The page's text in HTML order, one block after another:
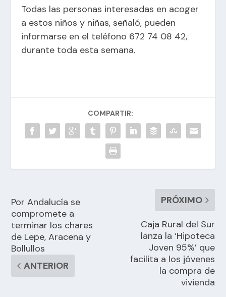
Todas las personas interesadas en acoger
a estos niños y niñas, señaló, pueden
informarse en el teléfono 672 74 08 42,
durante toda esta semana.
COMPARTIR:
Por Andalucía se
compromete a
terminar los chares
de Lepe, Aracena y
Bollullos
ANTERIOR
PRÓXIMO
Caja Rural del Sur
lanza la ‘Hipoteca
Joven 95%’ que
facilita a los jóvenes
la compra de
vivienda